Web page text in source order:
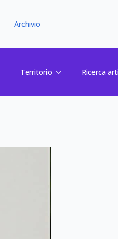
Archivio
Territorio Ricerca